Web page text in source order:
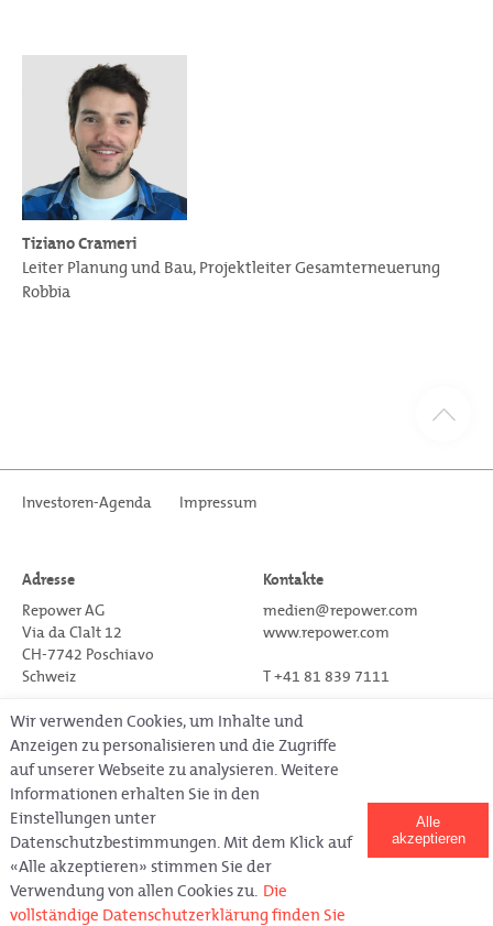
Tiziano Crameri
Leiter Planung und Bau, Projektleiter Gesamterneuerung
Robbia
Investoren-Agenda Impressum
Adresse
Repower AG
Via da Clalt 12
CH-7742 Poschiavo
Schweiz
Kontakte
medien@repower.com
www.repower.com
T +41 81 839 7111
Folgen Sie uns auf Social Media
Copyright © Repower 2021. All rights reserved.
Letztes Update am 05.04.2022
Wir verwenden Cookies, um Inhalte und
Anzeigen zu personalisieren und die Zugriffe
auf unserer Webseite zu analysieren. Weitere
Informationen erhalten Sie in den
Einstellungen unter
Datenschutzbestimmungen. Mit dem Klick auf
«Alle akzeptieren» stimmen Sie der
Verwendung von allen Cookies zu. Die
vollständige Datenschutzerklärung finden Sie
Alle
akzeptieren